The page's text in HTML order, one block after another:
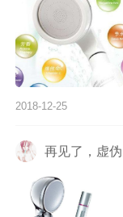
2018-12-25
再见了，虚伪